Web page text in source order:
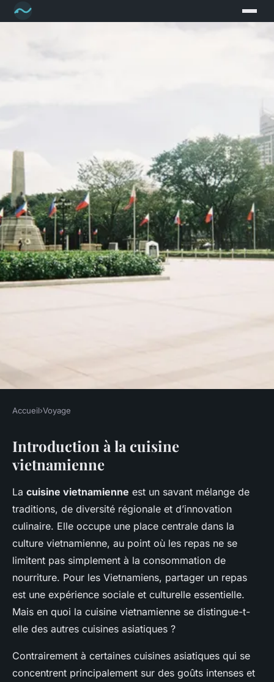
VOYAGE
Un guide pour savourer la
cuisine vietnamienne
Victoria•4 mars 2025•7 min de lecture
Accueil›Voyage
Introduction à la cuisine
vietnamienne
La cuisine vietnamienne est un savant mélange de
traditions, de diversité régionale et d’innovation
culinaire. Elle occupe une place centrale dans la
culture vietnamienne, au point où les repas ne se
limitent pas simplement à la consommation de
nourriture. Pour les Vietnamiens, partager un repas
est une expérience sociale et culturelle essentielle.
Mais en quoi la cuisine vietnamienne se distingue-t-
elle des autres cuisines asiatiques ?
Contrairement à certaines cuisines asiatiques qui se
concentrent principalement sur des goûts intenses et